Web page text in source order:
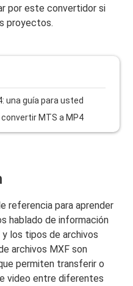
por este convertidor si
proyectos.
una guía para usted
MTS a MP4
referencia para aprender
hablado de información
los tipos de archivos
archivos MXF son
permiten transferir o
video entre diferentes